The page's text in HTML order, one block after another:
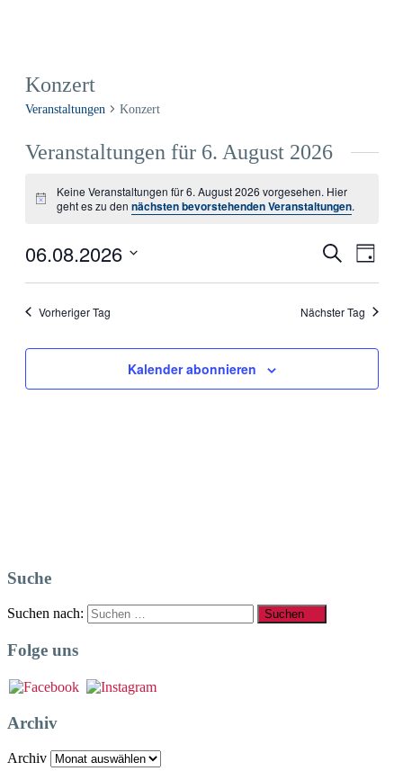
Konzert
Veranstaltungen Konzert
Veranstaltungen für 6. August 2026
Hinweis
Keine Veranstaltungen für 6. August 2026 vorgesehen. Hier
geht es zu dennächsten bevorstehenden Veranstaltungen.
Suche
Tag
06.08.2026
Vorheriger Tag
Nächster Tag
Kalender abonnieren
Suche
Suchen nach: Suchen
Folge uns
Archiv
Archiv